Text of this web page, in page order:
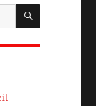
SUCHEN